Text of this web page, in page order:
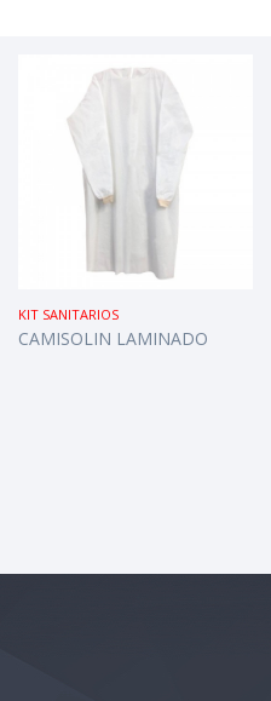
KIT SANITARIOS
CAMISOLIN LAMINADO